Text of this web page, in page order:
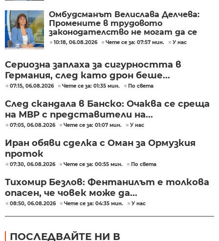
Омбудсманът Велислава Делчева:
Промените в трудовото
законодателство не могат да се
правят през бюджета
10:18, 06.08.2026 Чете се за: 07:57 мин. У нас
Сериозна заплаха за сигурността в
Германия, след като дрон беше...
07:15, 06.08.2026 Чете се за: 01:35 мин. По света
След скандала в Банско: Очаква се среща
на МВР с представители на...
07:05, 06.08.2026 Чете се за: 01:07 мин. У нас
Иран обяви сделка с Оман за Ормузкия
проток
07:30, 06.08.2026 Чете се за: 00:55 мин. По света
Тихомир Безлов: Фентанилът е толкова
опасен, че човек може да...
08:50, 06.08.2026 Чете се за: 04:35 мин. У нас
ПОСЛЕДВАЙТЕ НИ В